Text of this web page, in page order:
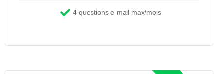
4 questions e-mail max/mois